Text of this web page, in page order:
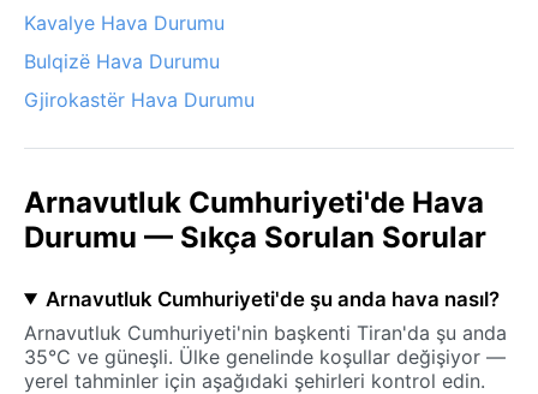
Kavalye Hava Durumu
Bulqizë Hava Durumu
Gjirokastër Hava Durumu
Arnavutluk Cumhuriyeti'de Hava
Durumu — Sıkça Sorulan Sorular
Arnavutluk Cumhuriyeti'de şu anda hava nasıl?
Arnavutluk Cumhuriyeti'nin başkenti Tiran'da şu anda
35°C ve güneşli. Ülke genelinde koşullar değişiyor —
yerel tahminler için aşağıdaki şehirleri kontrol edin.